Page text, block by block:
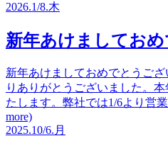
2026.1/8.木
新年あけましてお
新年あけましておめでとうご
りありがとうございました。
たします。弊社では1/6より営
more)
2025.10/6. 月